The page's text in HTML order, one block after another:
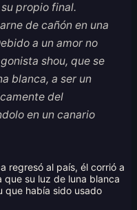
propio final.
de cañón en una
a un amor no
shou, que se
blanca, a ser un
del
en un canario
regresó al país, él corrió a
que su luz de luna blanca
que había sido usado